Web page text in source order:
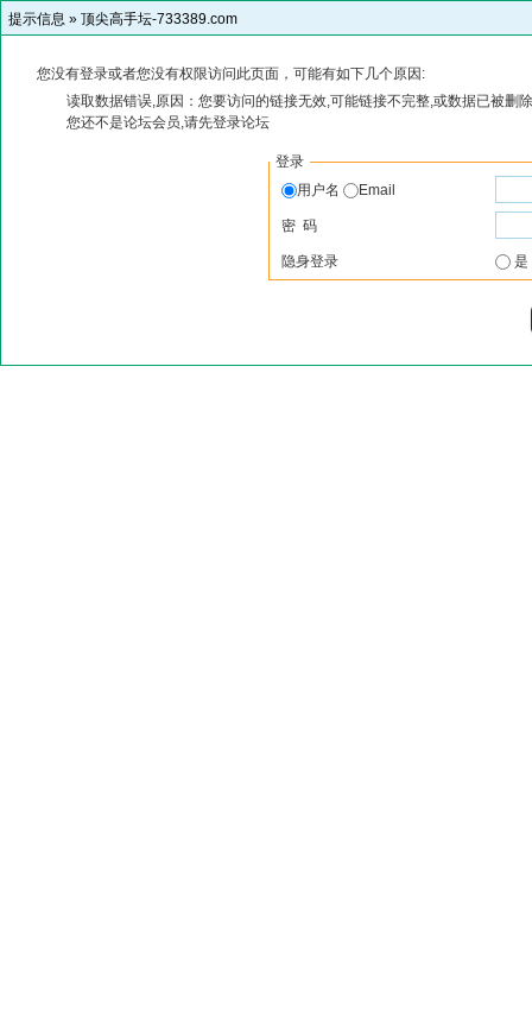
提示信息 » 顶尖高手坛-733389.com
您没有登录或者您没有权限访问此页面，可能有如下几个原因:
读取数据错误,原因：您要访问的链接无效,可能链接不完整,或数据已被删
您还不是论坛会员,请先登录论坛
登录
用户名
Email
密 码
隐身登录